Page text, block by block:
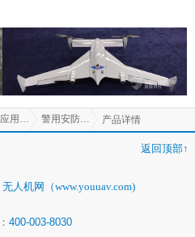
行业应用无人机 警用安防无人机 产品详情
返回顶部↑
无人机网（www.youuav.com)
400-003-8030